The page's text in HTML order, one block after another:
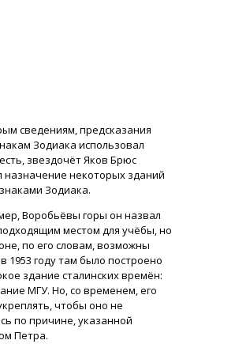
сведениям, предсказания
Зодиака использовал
звездочёт Яков Брюс
назначение некоторых зданий
Зодиака.
Воробьёвы горы он назвал
местом для учёбы, но
по его словам, возможны
1953 году там было построено
здание сталинских времён:
МГУ. Но, со временем, его
чтобы оно не
по причине, указанной
Петра.